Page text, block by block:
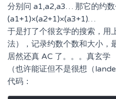
分别问 a1,a2,a3… 那它的约
(a1+1)×(a2+1)×(a3+1)…
于是打了个很玄学的搜索，用
法），记录约数个数和大小，
居然还真 AC 了。。。真玄学
（也许能证但不是很想（lande
代码：